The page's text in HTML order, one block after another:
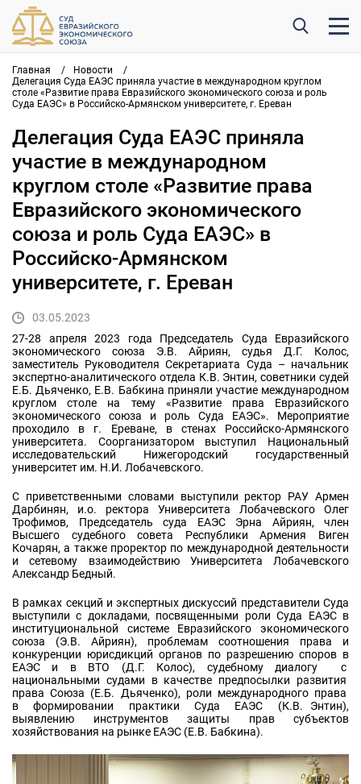
Главная / Новости
/
Делегация Суда ЕАЭС приняла участие в международном круглом
столе «Развитие права Евразийского экономического союза и роль
Суда ЕАЭС» в Российско-Армянском университете, г. Ереван
Делегация Суда ЕАЭС приняла
участие в международном
круглом столе «Развитие права
Евразийского экономического
союза и роль Суда ЕАЭС» в
Российско-Армянском
университете, г. Ереван
03.05.2023
27-28 апреля 2023 года Председатель Суда Евразийского
экономического союза Э.В. Айриян, судья Д.Г. Колос,
заместитель Руководителя Секретариата Суда – начальник
экспертно-аналитического отдела К.В. Энтин, советники судей
Е.Б. Дьяченко, Е.В. Бабкина приняли участие международном
круглом столе на тему «Развитие права Евразийского
экономического союза и роль Суда ЕАЭС». Мероприятие
проходило в г. Ереване, в стенах Российско-Армянского
университета. Соорганизатором выступил Национальный
исследовательский Нижегородский государственный
университет им. Н.И. Лобачевского.
С приветственными словами выступили ректор РАУ Армен
Дарбинян, и.о. ректора Университета Лобачевского Олег
Трофимов, Председатель суда ЕАЭС Эрна Айриян, член
Высшего судебного совета Республики Армения Виген
Кочарян, а также проректор по международной деятельности
и сетевому взаимодействию Университета Лобачевского
Александр Бедный.
В рамках секций и экспертных дискуссий представители Суда
выступили с докладами, посвященными роли Суда ЕАЭС в
институциональной системе Евразийского экономического
союза (Э.В. Айриян), проблемам соотношения права и
конкуренции юрисдикций органов по разрешению споров в
ЕАЭС и в ВТО (Д.Г. Колос), судебному диалогу с
национальными судами в качестве предпосылки развития
права Союза (Е.Б. Дьяченко), роли международного права
в формировании практики Суда ЕАЭС (К.В. Энтин),
выявлению инструментов защиты прав субъектов
хозяйствования на рынке ЕАЭС (Е.В. Бабкина).